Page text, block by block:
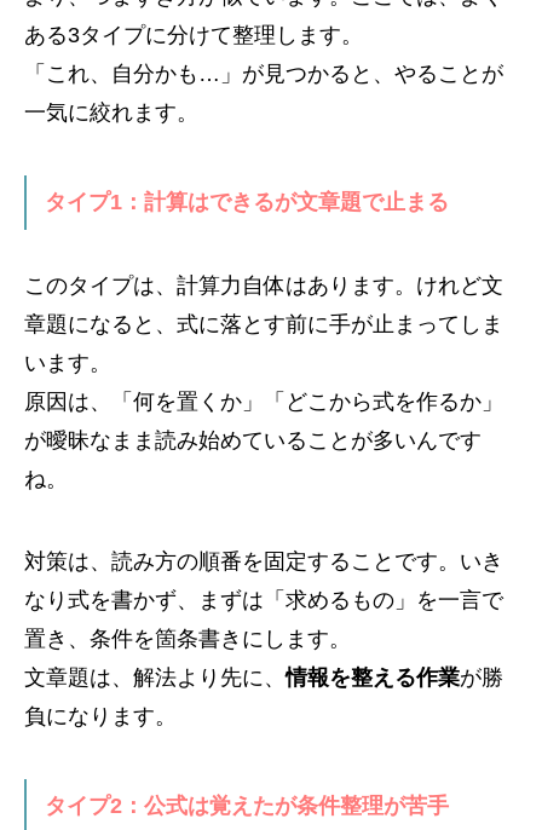
ある3タイプに分けて整理します。
「これ、自分かも…」が見つかると、やることが
一気に絞れます。
タイプ1：計算はできるが文章題で止まる
このタイプは、計算力自体はあります。けれど文
章題になると、式に落とす前に手が止まってしま
います。
原因は、「何を置くか」「どこから式を作るか」
が曖昧なまま読み始めていることが多いんです
ね。
対策は、読み方の順番を固定することです。いき
なり式を書かず、まずは「求めるもの」を一言で
置き、条件を箇条書きにします。
文章題は、解法より先に、情報を整える作業が勝
負になります。
タイプ2：公式は覚えたが条件整理が苦手